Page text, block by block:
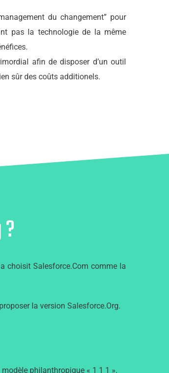
du changement” pour
pas la technologie de la même
afin de disposer d’un outil
sûr des coûts additionels.
choisit Salesforce.Com comme la
la version Salesforce.Org.
philanthropique « 1 1 1 »,